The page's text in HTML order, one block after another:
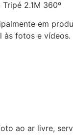
2.1M 360º
em
às fotos e vídeos.
ao ar livre,